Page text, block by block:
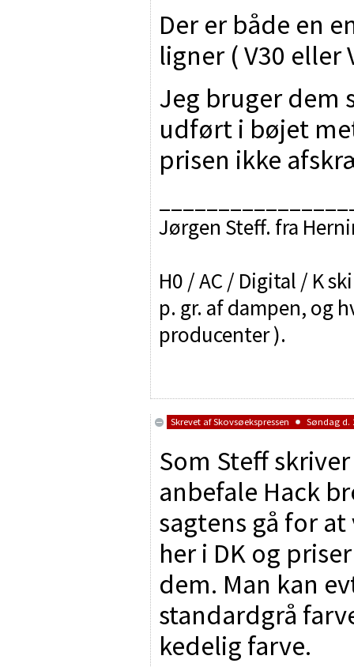
Der er både en
ligner ( V30 eller
Jeg bruger dem
udført i bøjet
prisen ikke
Jørgen Steff. fra
H0 / AC / Digital / K
p. gr. af dampen, og
producenter ).
Skrevet afSkovsøekspressen Søndag d.
Som Steff
anbefale Hack
sagtens gå for
her i DK og
dem. Man kan
standardgrå
kedelig farve.